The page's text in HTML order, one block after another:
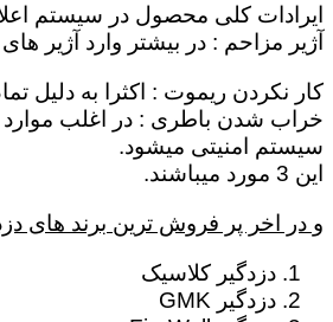
ایرادات کلی محصول در سیستم
آژیر مزاحم : در بیشتر وارد آژیر
کار نکردن ریموت : اکثرا به دلیل
سیستم امنیتی میشود.
این 3 مورد میباشند.
و در اخر پر فروش ترین برند های
دزدگیر کلاسیک
دزدگیر GMK